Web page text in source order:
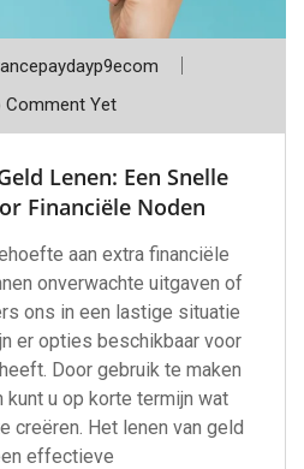
Comment Yet
Lenen: Een Snelle
Financiële Noden
aan extra financiële
onverwachte uitgaven of
ons in een lastige situatie
er opties beschikbaar voor
Door gebruik te maken
kunt u op korte termijn wat
creëren. Het lenen van geld
effectieve